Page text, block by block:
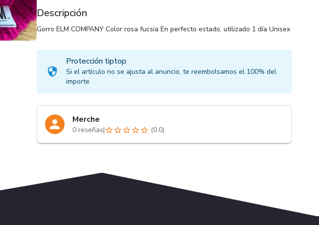
Descripción
Gorro ELM COMPANY Color rosa fucsia En perfecto estado, utilizado 1 día Unisex
Protección tiptop
Si el artículo no se ajusta al anuncio, te reembolsamos el 100% del
importe
Merche
0reseñas| (0.0)